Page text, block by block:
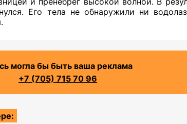
Его тела не обнаружили ни
могла бы быть ваша реклама
+7 (705) 715 70 96